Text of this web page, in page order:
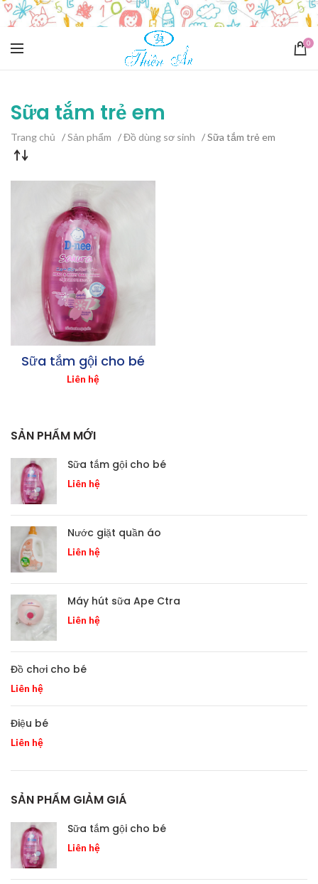
0
Sữa tắm trẻ em
Trang chủ /Sản phẩm /Đồ dùng sơ sinh / Sữa tắm trẻ em
Sữa tắm gội cho bé
Liên hệ
SẢN PHẨM MỚI
Sữa tắm gội cho bé
Liên hệ
Nước giặt quần áo
Liên hệ
Máy hút sữa Ape Ctra
Liên hệ
Đồ chơi cho bé
Liên hệ
Điệu bé
Liên hệ
SẢN PHẨM GIẢM GIÁ
Sữa tắm gội cho bé
Liên hệ